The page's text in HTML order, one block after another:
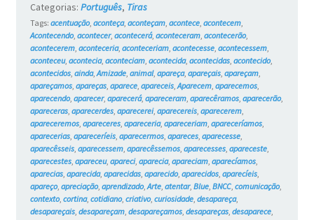
Categorias: Português, Tiras
Tags: acentuação, aconteça, aconteçam, acontece, acontecem,
Acontecendo, acontecer, acontecerá, aconteceram, acontecerão,
acontecerem, aconteceria, aconteceriam, acontecesse, acontecessem,
aconteceu, acontecia, aconteciam, acontecida, acontecidas, acontecido,
acontecidos, ainda,Amizade, animal, apareça, apareçais, apareçam,
apareçamos, apareças, aparece, apareceis,Aparecem, aparecemos,
aparecendo, aparecer, aparecerá, apareceram, aparecêramos, aparecerão,
apareceras, aparecerdes, aparecerei, aparecereis, aparecerem,
apareceremos, apareceres, apareceria, apareceriam, apareceríamos,
aparecerias, apareceríeis, aparecermos, apareces, aparecesse,
aparecêsseis, aparecessem, aparecêssemos, aparecesses, apareceste,
aparecestes, apareceu, apareci, aparecia, apareciam, aparecíamos,
aparecias, aparecida, aparecidas, aparecido, aparecidos, aparecíeis,
apareço, apreciação, aprendizado,Arte, atentar, Blue, BNCC, comunicação,
contexto, cortina, cotidiano, criativo, curiosidade, desapareça,
desapareçais, desapareçam, desapareçamos, desapareças, desaparece,